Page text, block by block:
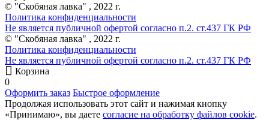
© "Скобяная лавка" , 2022 г.
Политика конфиденциальности
Не является публичной офертой согласно п.2. ст.437 ГК РФ
© "Скобяная лавка" , 2022 г.
Политика конфиденциальности
Не является публичной офертой согласно п.2. ст.437 ГК РФ
Корзина
0
Оформить заказ Быстрое оформление
Продолжая использовать этот сайт и нажимая кнопку
«Принимаю», вы даете согласие на обработку файлов cookie.